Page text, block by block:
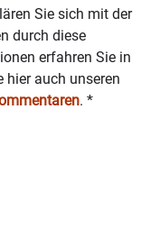
Sie sich mit der
durch diese
erfahren Sie in
hier auch unseren
. *